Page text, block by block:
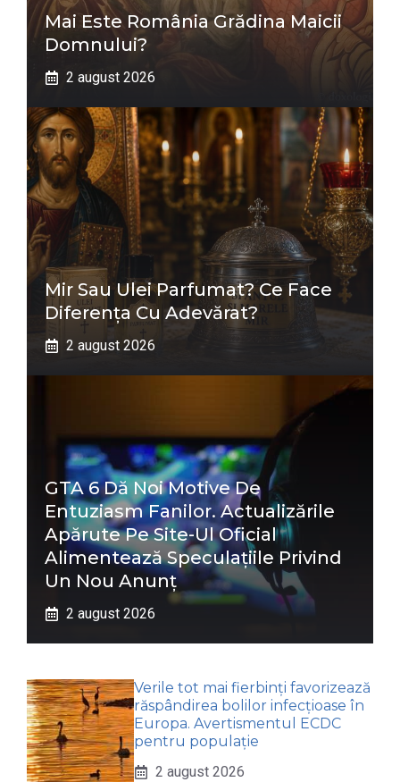
Mai Este România Grădina Maicii
Domnului?
2 august 2026
Mir Sau Ulei Parfumat? Ce Face
Diferența Cu Adevărat?
2 august 2026
GTA 6 Dă Noi Motive De
Entuziasm Fanilor. Actualizările
Apărute Pe Site-Ul Oficial
Alimentează Speculațiile Privind
Un Nou Anunț
2 august 2026
Verile tot mai fierbinți favorizează
răspândirea bolilor infecțioase în
Europa. Avertismentul ECDC
pentru populație
2 august 2026